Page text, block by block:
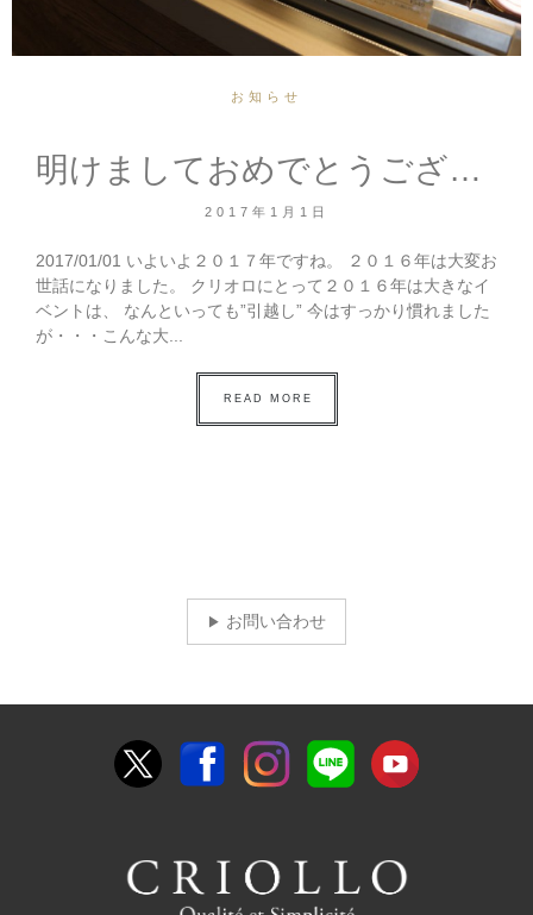
お知らせ
明けましておめでとうございます！！
2017年1月1日
2017/01/01 いよいよ２０１７年ですね。 ２０１６年は大変お
世話になりました。 クリオロにとって２０１６年は大きなイ
ベントは、 なんといっても”引越し” 今はすっかり慣れました
が・・・こんな大...
READ MORE
お問い合わせ